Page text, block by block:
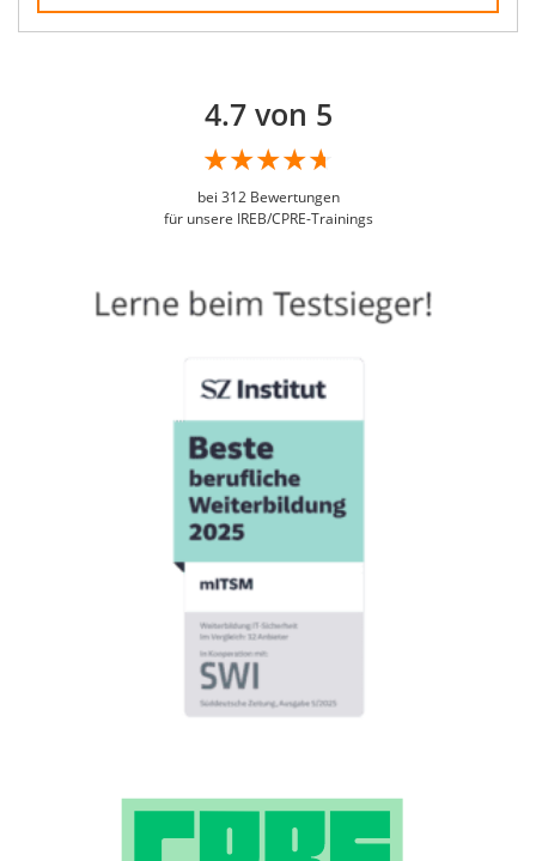
4.7 von 5
bei 312Bewertungen
für unsere IREB/CPRE-Trainings